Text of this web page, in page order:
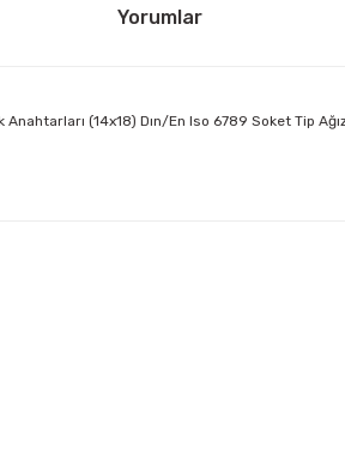
Yorumlar
(14x18) Dın/En Iso 6789 Soket Tip